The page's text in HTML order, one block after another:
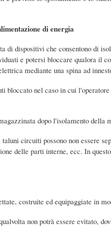
di energia
di dispositivi che consentono di
e potersi bloccare qualora il
mediante una spina ad
bloccato nel caso in cui
dopo l'isolamento della
circuiti possono non essere
delle parti interne, ecc. In
costruite ed equipaggiate in
non potrà essere evitato,